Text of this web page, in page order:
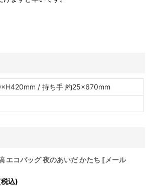
/ 持ち手 約25×670mm
エコバッグ 夜のあいだ かたち [メール
込)